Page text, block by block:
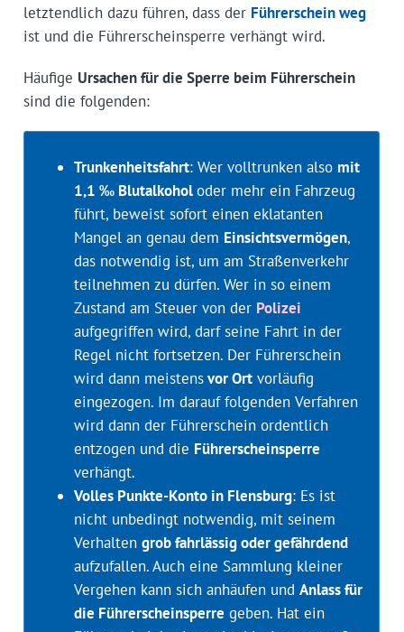
letztendlich dazu führen, dass der Führerschein weg
ist und die Führerscheinsperre verhängt wird.
Häufige Ursachen für die Sperre beim Führerschein
sind die folgenden:
Trunkenheitsfahrt: Wer volltrunken also mit
1,1 ‰ Blutalkoholoder mehr ein Fahrzeug
führt, beweist sofort einen eklatanten
Mangel an genau dem Einsichtsvermögen,
das notwendig ist, um am Straßenverkehr
teilnehmen zu dürfen. Wer in so einem
Zustand am Steuer von der Polizei
aufgegriffen wird, darf seine Fahrt in der
Regel nicht fortsetzen. Der Führerschein
wird dann meistensvor Ortvorläufig
eingezogen. Im darauf folgenden Verfahren
wird dann der Führerschein ordentlich
entzogen und die Führerscheinsperre
verhängt.
Volles Punkte-Konto in Flensburg: Es ist
nicht unbedingt notwendig, mit seinem
Verhalten grob fahrlässig oder gefährdend
aufzufallen. Auch eine Sammlung kleiner
Vergehen kann sich anhäufen und Anlass für
die Führerscheinsperre geben. Hat ein